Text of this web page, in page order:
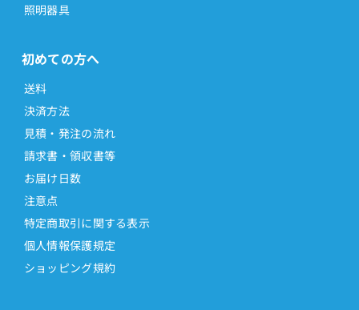
照明器具
初めての方へ
送料
決済方法
見積・発注の流れ
請求書・領収書等
お届け日数
注意点
特定商取引に関する表示
個人情報保護規定
ショッピング規約